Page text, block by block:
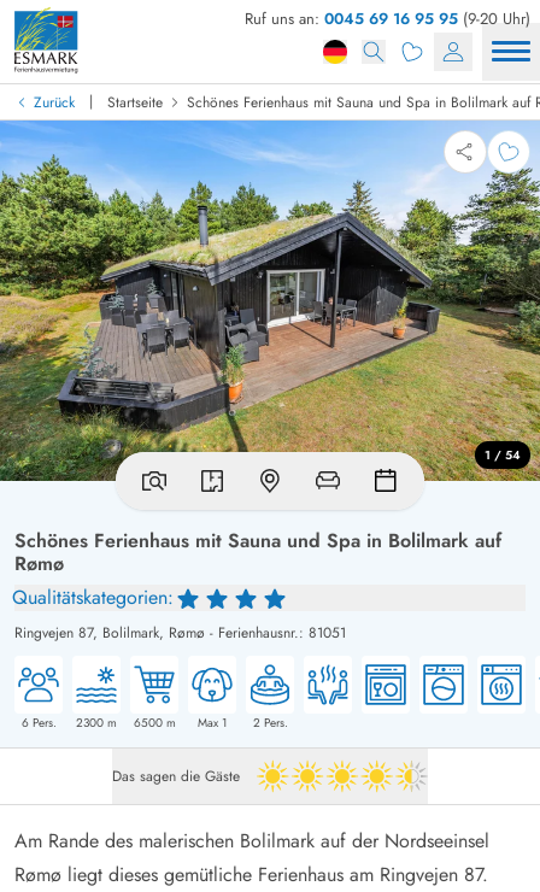
Ruf uns an: 0045 69 16 95 95 (9-20 Uhr)
Zurück | Startseite Schönes Ferienhaus mit Sauna und Spa in Bolilmark auf
Schönes Ferienhaus mit Sauna und Spa in Bolilmark auf
Rømø
Qualitätskategorien:
Ringvejen 87, Bolilmark, Rømø - Ferienhausnr.: 81051
6Pers. 2300 m 6500m Max 1 2 Pers.
1 / 54
Das sagen die Gäste 4.5 von 5
Am Rande des malerischen Bolilmark auf der Nordseeinsel
Rømø liegt dieses gemütliche Ferienhaus am Ringvejen 87.